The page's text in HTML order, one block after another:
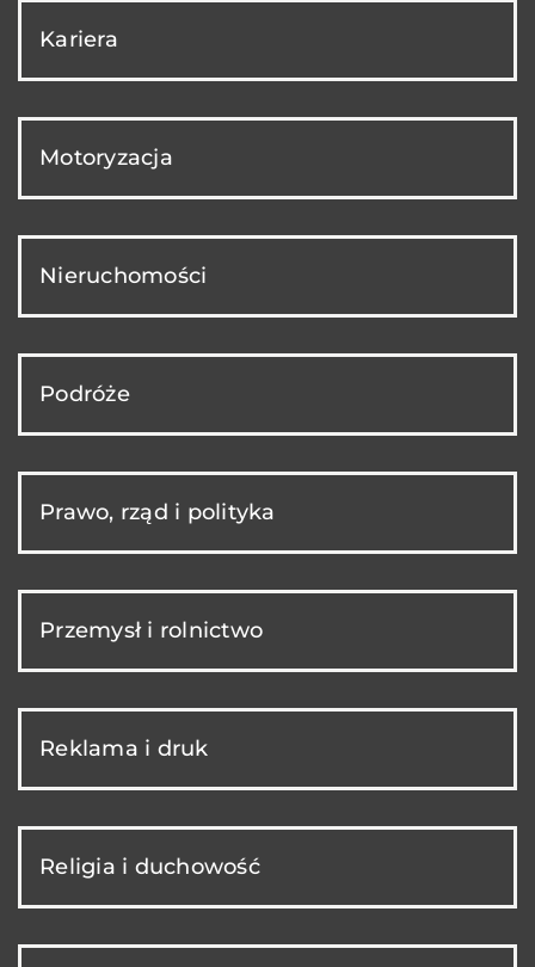
Kariera
Motoryzacja
Nieruchomości
Podróże
Prawo, rząd i polityka
Przemysł i rolnictwo
Reklama i druk
Religia i duchowość